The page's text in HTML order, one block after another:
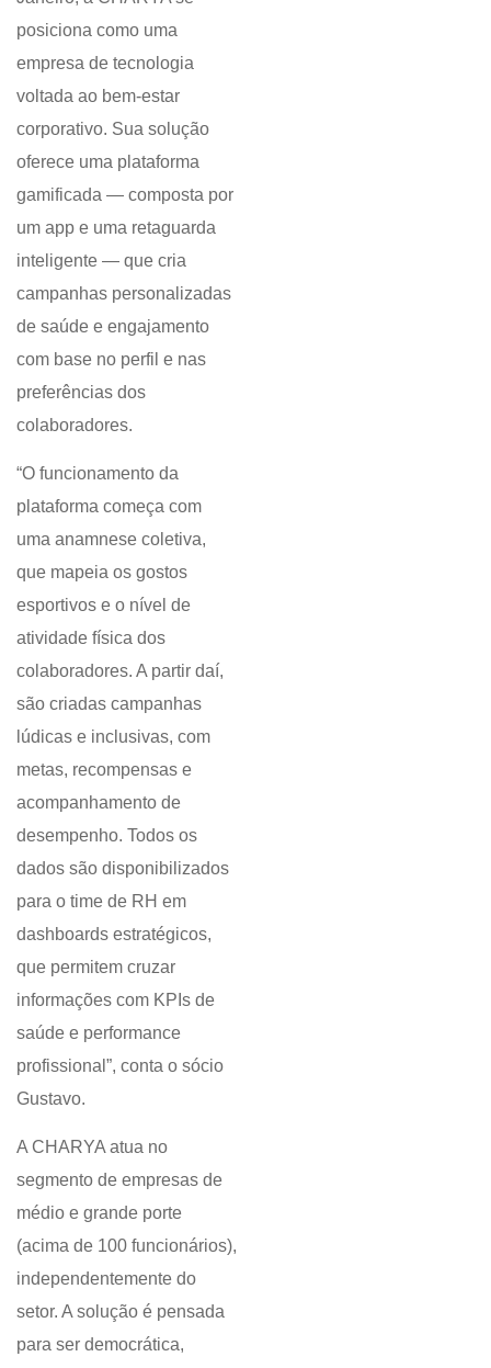
posiciona como uma
empresa de tecnologia
voltada ao bem-estar
corporativo. Sua solução
oferece uma plataforma
gamificada — composta por
um app e uma retaguarda
inteligente — que cria
campanhas personalizadas
de saúde e engajamento
com base no perfil e nas
preferências dos
colaboradores.
“O funcionamento da
plataforma começa com
uma anamnese coletiva,
que mapeia os gostos
esportivos e o nível de
atividade física dos
colaboradores. A partir daí,
são criadas campanhas
lúdicas e inclusivas, com
metas, recompensas e
acompanhamento de
desempenho. Todos os
dados são disponibilizados
para o time de RH em
dashboards estratégicos,
que permitem cruzar
informações com KPIs de
saúde e performance
profissional”, conta o sócio
Gustavo.
A CHARYA atua no
segmento de empresas de
médio e grande porte
(acima de 100 funcionários),
independentemente do
setor. A solução é pensada
para ser democrática,